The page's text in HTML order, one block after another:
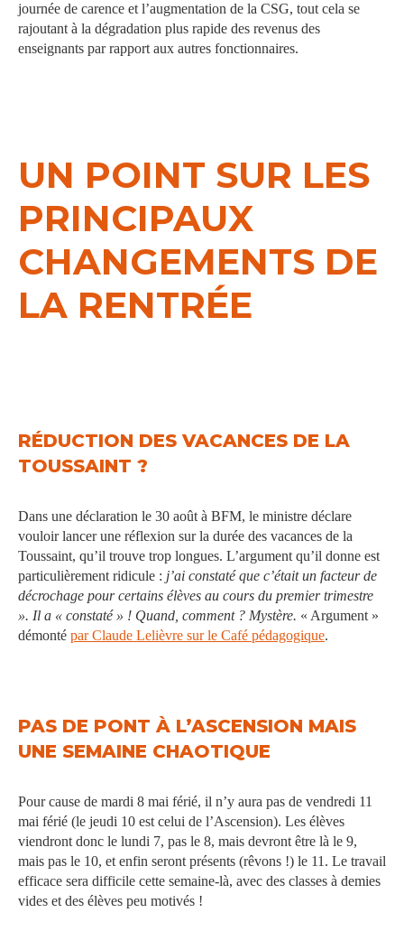
journée de carence et l’augmentation de la CSG, tout cela se
rajoutant à la dégradation plus rapide des revenus des
enseignants par rapport aux autres fonctionnaires.
UN POINT SUR LES
PRINCIPAUX
CHANGEMENTS DE
LA RENTRÉE
RÉDUCTION DES VACANCES DE LA
TOUSSAINT ?
Dans une déclaration le 30 août à BFM, le ministre déclare
vouloir lancer une réflexion sur la durée des vacances de la
Toussaint, qu’il trouve trop longues. L’argument qu’il donne est
particulièrement ridicule : j’ai constaté que c’était un facteur de
décrochage pour certains élèves au cours du premier trimestre
». Il a « constaté » ! Quand, comment ? Mystère. « Argument »
démonté par Claude Lelièvre sur le Café pédagogique.
PAS DE PONT À L’ASCENSION MAIS
UNE SEMAINE CHAOTIQUE
Pour cause de mardi 8 mai férié, il n’y aura pas de vendredi 11
mai férié (le jeudi 10 est celui de l’Ascension). Les élèves
viendront donc le lundi 7, pas le 8, mais devront être là le 9,
mais pas le 10, et enfin seront présents (rêvons !) le 11. Le travail
efficace sera difficile cette semaine-là, avec des classes à demies
vides et des élèves peu motivés !